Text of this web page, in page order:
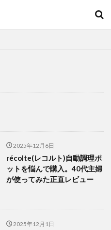
2025年12月6日
récolte(レコルト)自動調理ポ
ットを悩んで購入。40代主婦
が使ってみた正直レビュー
2025年12月1日